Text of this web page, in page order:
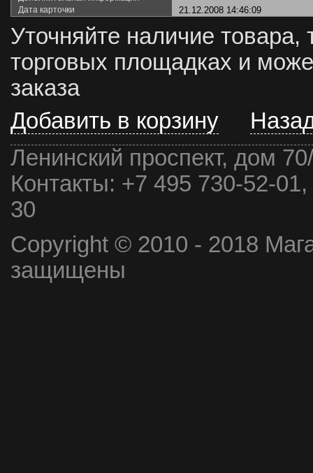
Дата карточки
21.12.2008 14:46:09
Уточняйте наличие товара,
торговых площадках и
заказа
Добавить в корзину
Ленинский проспект, дом
Контакты: +7 495 730-52-
30
Copyright © 2010 - 2018
защищены